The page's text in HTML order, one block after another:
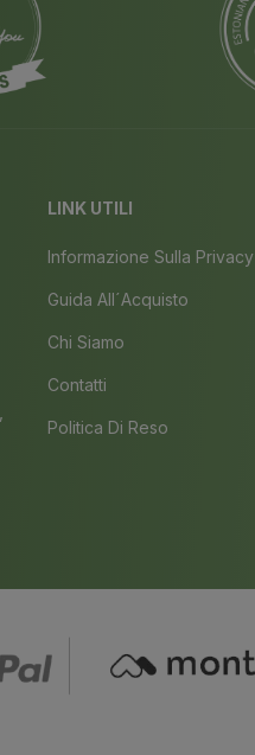
LINK UTILI
Informazione Sulla Privacy
Guida All´acquisto
Chi Siamo
Contatti
Politica Di Reso